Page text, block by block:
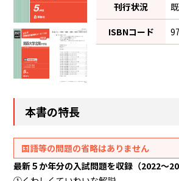
刊行状況
ISBNコード
本書の特長
国語等の問題の省略はありません
最新５か年分の入試問題を収録（2022～